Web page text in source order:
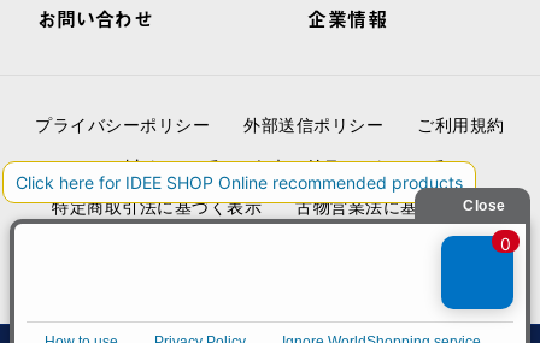
お問い合わせ 企業情報
プライバシーポリシー 外部送信ポリシー
ご利用規約
cookieについて
セキュリティーについて
特定商取引法に基づく表示
古物営業法に基づく表示